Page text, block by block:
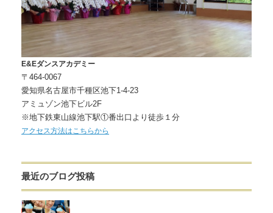
E&Eダンスアカデミー
〒464-0067
愛知県名古屋市千種区池下1-4-23
アミュゾン池下ビル2F
※地下鉄東山線池下駅①番出口より徒歩１分
アクセス方法はこちらから
最近のブログ投稿